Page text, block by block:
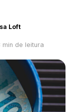
Loft
min de leitura